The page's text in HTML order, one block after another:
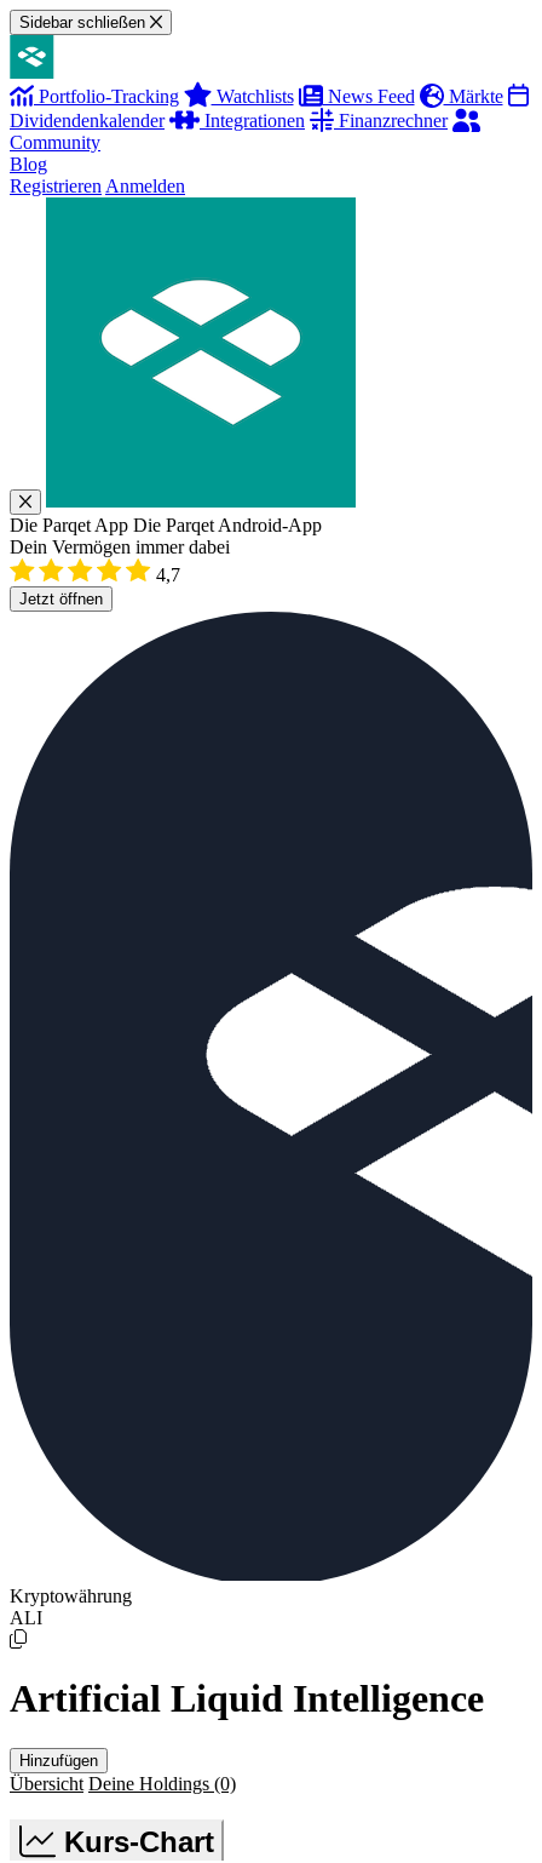
Sidebar schließen
Portfolio-Tracking Watchlists News Feed
Märkte
Dividendenkalender
Integrationen
Finanzrechner
Community
Blog
Registrieren Anmelden
Die Parqet App Die Parqet Android-App
Dein Vermögen immer dabei
4,7
Jetzt öffnen
Kryptowährung
ALI
Artificial Liquid Intelligence
Hinzufügen
Übersicht Deine Holdings (0)
Kurs-Chart